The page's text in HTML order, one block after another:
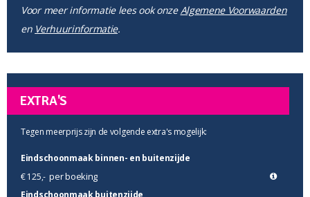
Voor meer informatie lees ook onzeAlgemene Voorwaarden
en Verhuurinformatie.
EXTRA'S
Tegen meerprijs zijn de volgende extra's mogelijk:
Eindschoonmaak binnen- en buitenzijde
€ 125,-per boeking
Eindschoonmaak buitenzijde